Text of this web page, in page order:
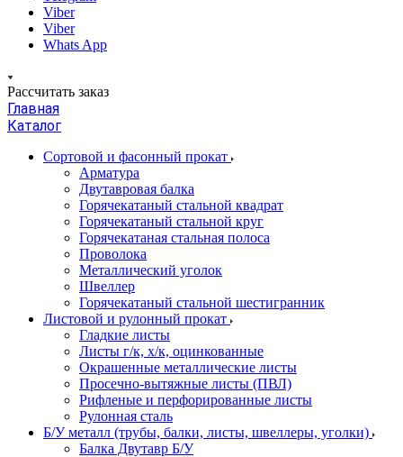
Viber
Viber
Whats App
Рассчитать заказ
Главная
Каталог
Сортовой и фасонный прокат
Арматура
Двутавровая балка
Горячекатаный стальной квадрат
Горячекатаный стальной круг
Горячекатаная стальная полоса
Проволока
Металлический уголок
Швеллер
Горячекатаный стальной шестигранник
Листовой и рулонный прокат
Гладкие листы
Листы г/к, х/к, оцинкованные
Окрашенные металлические листы
Просечно-вытяжные листы (ПВЛ)
Рифленые и перфорированные листы
Рулонная сталь
Б/У металл (трубы, балки, листы, швеллеры, уголки)
Балка Двутавр Б/У